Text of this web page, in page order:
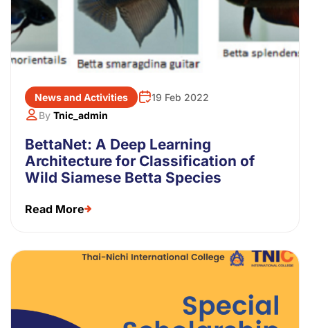
News and Activities
19 Feb 2022
By Tnic_admin
BettaNet: A Deep Learning
Architecture for Classification of
Wild Siamese Betta Species
Read More